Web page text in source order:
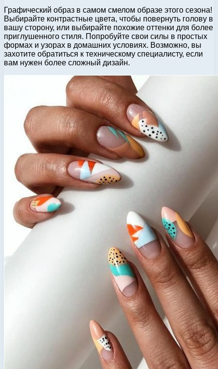
Графический образ в самом смелом образе этого сезона!
Выбирайте контрастные цвета, чтобы повернуть голову в
вашу сторону, или выбирайте похожие оттенки для более
приглушенного стиля. Попробуйте свои силы в простых
формах и узорах в домашних условиях. Возможно, вы
захотите обратиться к техническому специалисту, если
вам нужен более сложный дизайн.